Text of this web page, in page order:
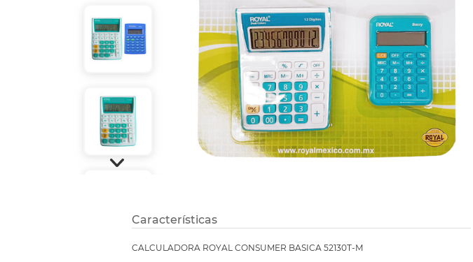
Ver más
Refuerzos para carpeta
Ver más
Ver más
Características
CALCULADORA ROYAL CONSUMER BASICA 52130T-M